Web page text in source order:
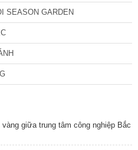
SEASON GARDEN
giữa trung tâm công nghiệp Bắc